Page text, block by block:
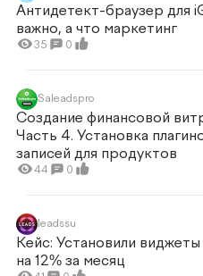
Антидетект-браузер для
важно, а что маркетинг
35 0
Saleadspro
Создание финансовой
Часть 4. Установка
записей для продуктов
44 0
leadssu
Кейс: Установили
на 12% за месяц